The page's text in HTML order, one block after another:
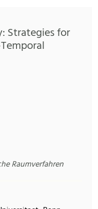
Strategies for
Raumverfahren